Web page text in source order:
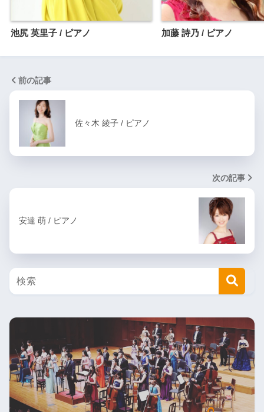
池尻 英里子 / ピアノ 加藤 詩乃 / ピアノ
前の記事
佐々木 綾子 / ピアノ
次の記事
安達 萌 / ピアノ